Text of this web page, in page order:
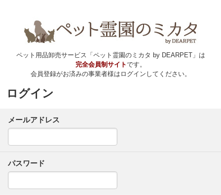
ペット用品卸売サービス「ペット霊園のミカタ by DEARPET」は
完全会員制サイトです。
会員登録がお済みの事業者様はログインしてください。
ログイン
メールアドレス
パスワード